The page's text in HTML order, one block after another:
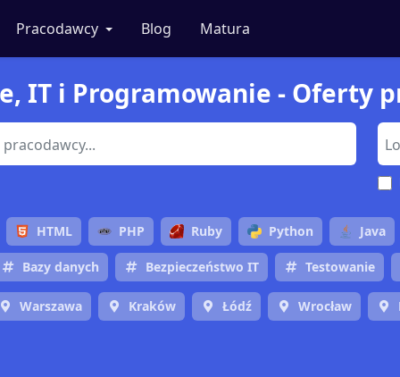
Pracodawcy Blog Matura
IT i Programowanie - Oferty
HTML PHP Ruby Python Java
Bazy danych Bezpieczeństwo IT Testowanie
Warszawa Kraków Łódź Wrocław